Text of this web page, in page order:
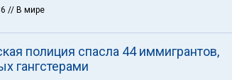
// В мире
полиция спасла 44 иммигрантов,
гангстерами